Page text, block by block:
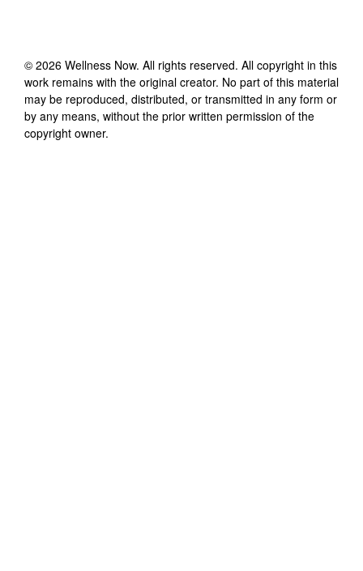
© 2026 Wellness Now. All rights reserved. All copyright in this
work remains with the original creator. No part of this material
may be reproduced, distributed, or transmitted in any form or
by any means, without the prior written permission of the
copyright owner.